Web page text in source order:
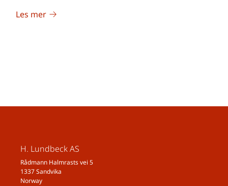
Les mer
H. Lundbeck AS
Rådmann Halmrasts vei 5
1337 Sandvika
Norway